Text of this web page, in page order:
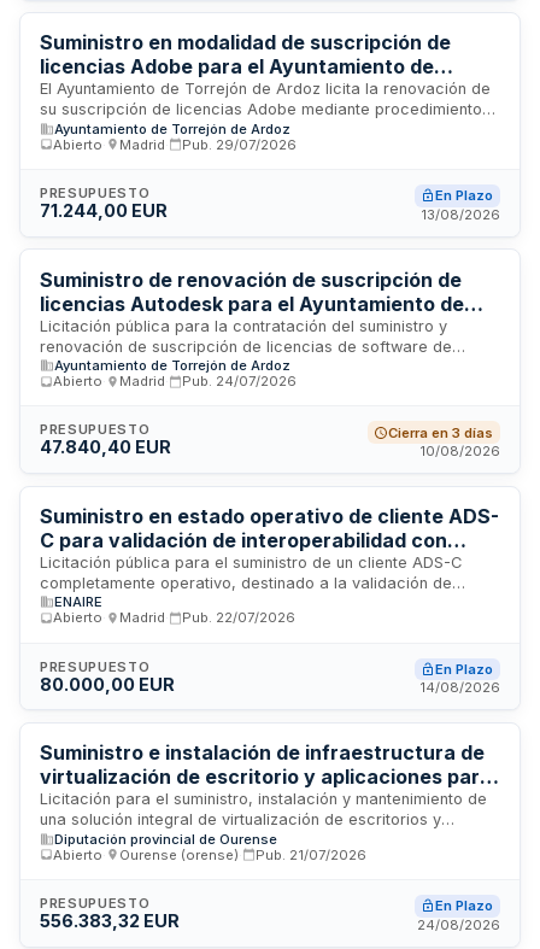
de prestaciones para garantizar el cumplimiento de la
actividad municipal.
Suministro en modalidad de suscripción de
licencias Adobe para el Ayuntamiento de
Torrejón de Ardoz
El Ayuntamiento de Torrejón de Ardoz licita la renovación de
su suscripción de licencias Adobe mediante procedimiento
abierto. El contrato comprende el suministro de herramientas
software de la suite Adobe destinadas a cubrir necesidades
utilizadas de forma transversal en múltiples departamentos
municipales. La contratación se realiza en modalidad de
continuidad operativa y la actualización permanente del
software para garantizar seguridad, compatibilidad y acceso
a nuevas funcionalidades.
Ayuntamiento de Torrejón de Ardoz
Abierto
Madrid Pub. 29/07/2026
PRESUPUESTO
71.244,00 EUR
En Plazo
13/08/2026
Suministro de renovación de suscripción de
licencias Autodesk para el Ayuntamiento de
Torrejón de Ardoz
Licitación pública para la contratación del suministro y
renovación de suscripción de licencias de software de
diseño asistido por ordenador Autodesk. El Ayuntamiento de
Torrejón de Ardoz requiere la provisión de licencias de
operativa de sus herramientas de diseño en áreas técnicas
como urbanismo, obras, medio ambiente, mantenimiento e
las licencias necesarias para el desempeño de funciones de
diseño técnico municipal.
Ayuntamiento de Torrejón de Ardoz
Abierto
Madrid Pub. 24/07/2026
PRESUPUESTO
47.840,40 EUR
Cierra en 3 días
10/08/2026
Suministro en estado operativo de cliente ADS-
C para validación de interoperabilidad con
futuro LACS - Dirección Económico-Financiera
de ENAIRE
Licitación pública para el suministro de un cliente ADS-C
completamente operativo, destinado a la validación de
interoperabilidad con el futuro sistema LACS. El contrato es
convocado por la Dirección Económico-Financiera de
español. El equipamiento debe encontrarse en estado de
funcionamiento inmediato y ser compatible con los
generación de sistemas de gestión de tráfico aéreo. Esta
adquisición forma parte de los procesos de modernización
tecnológica de la infraestructura de control aéreo nacional.
ENAIRE
Abierto
Madrid Pub. 22/07/2026
PRESUPUESTO
80.000,00 EUR
En Plazo
14/08/2026
Suministro e instalación de infraestructura de
virtualización de escritorio y aplicaciones para
la Diputación Provincial de Ourense
Licitación para el suministro, instalación y mantenimiento de
una solución integral de virtualización de escritorios y
aplicaciones destinada a la Diputación Provincial de
Ourense. El proyecto incluye la provisión de equipamiento
adaptación de estaciones de trabajo. El servicio abarca una
fase inicial de implantación con duración máxima de dos
Diputación provincial de Ourense
Abierto
Ourense (orense) Pub. 21/07/2026
PRESUPUESTO
556.383,32 EUR
En Plazo
24/08/2026